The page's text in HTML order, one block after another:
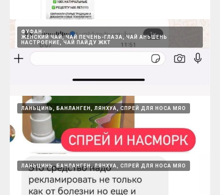
Спрей в нос Мяо - помогает много лет
08.07.2026
забеременнеть
Женские пилюли согревающие матку и способствующие
беременности
08.07.2026
ФУФАН
ЖЕНСКИЙ ЧАЙ, ЧАЙ ПЕЧЕНЬ-ГЛАЗА, ЧАЙ АНЬШЕНЬ
НАСТРОЕНИЕ, ЧАЙ ПАЙДУ ЖКТ
Фуфан и Аньшень пмогают улучшить сон,
укрепляют сердце, особенно для
метеозависимых
ЛАНЬЦИНЬ, БАНЛАНГЕН, ЛЯНХУА, СПРЕЙ ДЛЯ НОСА МЯО
ЛАНЬЦИНЬ, БАНЛАНГЕН, ЛЯНХУА, СПРЕЙ ДЛЯ НОСА МЯО